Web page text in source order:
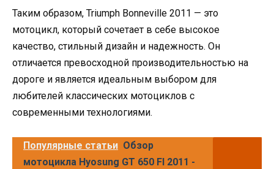
Таким образом, Triumph Bonneville 2011 — это
мотоцикл, который сочетает в себе высокое
качество, стильный дизайн и надежность. Он
отличается превосходной производительностью на
дороге и является идеальным выбором для
любителей классических мотоциклов с
современными технологиями.
Популярные статьи Обзор
мотоцикла Hyosung GT 650 FI 2011 -